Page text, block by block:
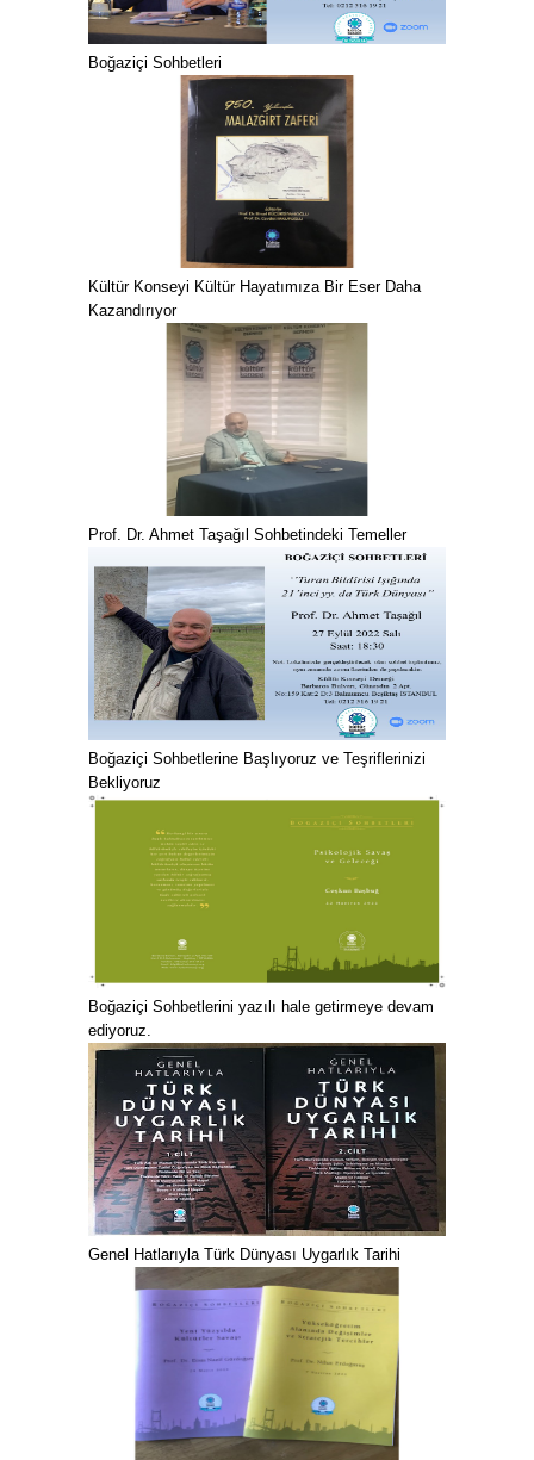
Boğaziçi Sohbetleri
Kültür Konseyi Kültür Hayatımıza Bir Eser Daha
Kazandırıyor
Prof. Dr. Ahmet Taşağıl Sohbetindeki Temeller
Boğaziçi Sohbetlerine Başlıyoruz ve Teşriflerinizi
Bekliyoruz
Boğaziçi Sohbetlerini yazılı hale getirmeye devam
ediyoruz.
Genel Hatlarıyla Türk Dünyası Uygarlık Tarihi